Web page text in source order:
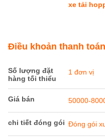
xe tải
Điều khoản thanh
Số lượng đặt
hàng tối thiểu
1 đơn vị
Giá bán 50000-
chi tiết đóng gói Đóng gói